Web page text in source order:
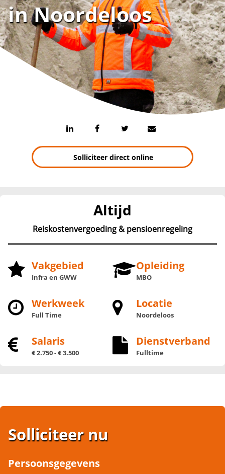
in Noordeloos
Solliciteer direct online
Altijd
Reiskostenvergoeding & pensioenregeling
Vakgebied
Infra en GWW
Opleiding
MBO
Werkweek
Full Time
Locatie
Noordeloos
Salaris
€ 2.750 - € 3.500
Dienstverband
Fulltime
Solliciteer nu
Persoonsgegevens